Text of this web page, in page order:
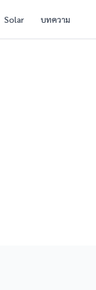
Solar บทความ